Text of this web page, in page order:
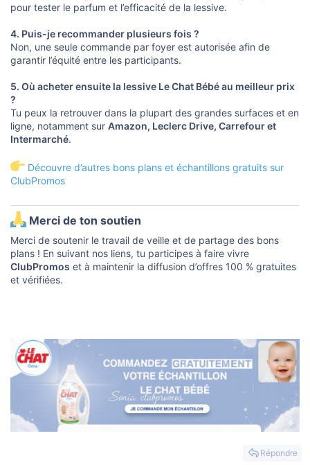
pour tester le parfum et l’efficacité de la lessive.
4. Puis-je recommander plusieurs fois ?
Non, une seule commande par foyer est autorisée afin de
garantir l’équité entre les participants.
5. Où acheter ensuite la lessive Le Chat Bébé au meilleur prix
?
Tu peux la retrouver dans la plupart des grandes surfaces et en
ligne, notamment sur Amazon, Leclerc Drive, Carrefour et
Intermarché.
Découvre d’autres bons plans et échantillons gratuits sur
ClubPromos
Merci de ton soutien​
Merci de soutenir le travail de veille et de partage des bons
plans ! En suivant nos liens, tu participes à faire vivre
ClubPromos et à maintenir la diffusion d’offres 100 % gratuites
et vérifiées.
Répondre